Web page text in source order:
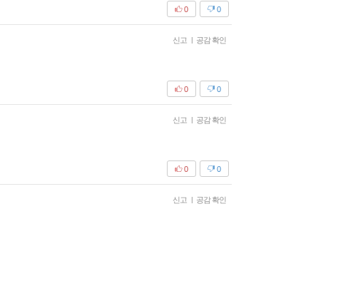
0
0
신고 | 공감 확인
0
0
신고 | 공감 확인
0
0
신고 | 공감 확인